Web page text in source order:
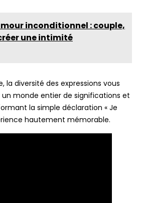
inconditionnel : couple,
une intimité
la diversité des expressions vous
un monde entier de significations et
la simple déclaration « Je
hautement mémorable.